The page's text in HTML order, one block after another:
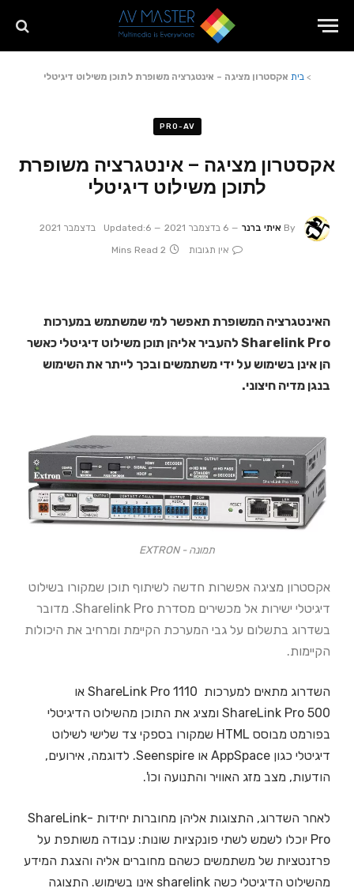
>בית אקסטרון מציגה – אינטגרציה משופרת לתוכן משילוט דיגיטלי
PRO-AV
אקסטרון מציגה – אינטגרציה משופרת
לתוכן משילוט דיגיטלי
By איתי ברנר 6 בדצמבר 2021 Updated:6 בדצמבר 2021
אין תגובות
2 Mins Read
האינטגרציה המשופרת תאפשר למי שמשתמש במערכות
Sharelink Pro להעביר אליהן תוכן משילוט דיגיטלי כאשר
הן אינן בשימוש על ידי משתמשים ובכך לייתר את השימוש
בנגן מדיה חיצוני.
תמונה - EXTRON
אקסטרון מציגה אפשרות חדשה לשיתוף תוכן שמקורו בשילוט
דיגיטלי ישירות אל מכשירים מסדרת Sharelink Pro. מדובר
בשדרוג בתשלום על גבי המערכת הקיימת ומרחיב את היכולות
הקיימות.
השדרוג מתאים למערכות 1110 ShareLink Pro או
ShareLink Pro 500 ומציג את התוכן מהשילוט הדיגיטלי
בפורמט מבוסס HTML שמקורו בספקי צד שלישי לשילוט
דיגיטלי כגון AppSpace או Seenspire. לדוגמה, אירועים,
הודעות, מצב מזג האוויר והתנועה וכו'.
לאחר השדרוג, התצוגות אליהן מחוברות יחידות -ShareLink
Pro יוכלו לשמש לשתי פונקציות שונות: עבודה משותפת על
פרזנטציות של משתמשים כשהם מחוברים אליה והצגת המידע
מהשילוט הדיגיטלי כשה sharelink אינו בשימוש. התצוגה